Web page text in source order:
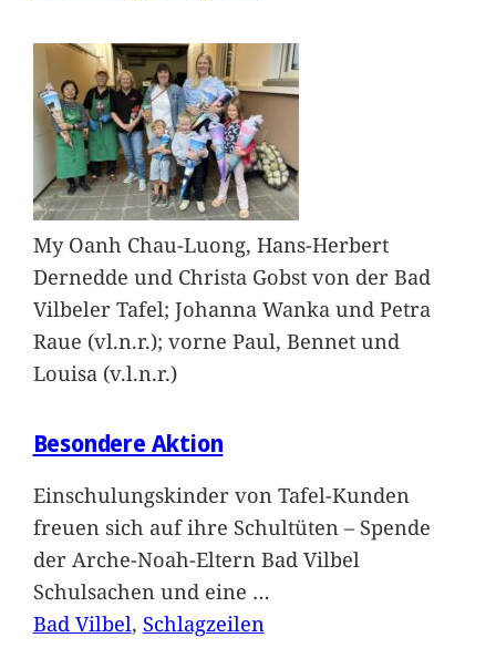
My Oanh Chau-Luong, Hans-Herbert
Dernedde und Christa Gobst von der Bad
Vilbeler Tafel; Johanna Wanka und Petra
Raue (vl.n.r.); vorne Paul, Bennet und
Louisa (v.l.n.r.)
Besondere Aktion
Einschulungskinder von Tafel-Kunden
freuen sich auf ihre Schultüten – Spende
der Arche-Noah-Eltern Bad Vilbel
Schulsachen und eine …
Bad Vilbel, Schlagzeilen